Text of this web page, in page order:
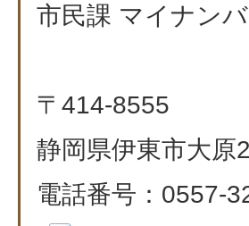
市民課 マイナン
〒414-8555
静岡県伊東市大原
電話番号：0557-